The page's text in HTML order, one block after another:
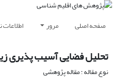
صفحه اصلی مرور
تحلیل فضایی آسیب پذیری
نوع مقاله : مقاله پژوهشی